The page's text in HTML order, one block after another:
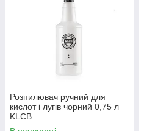
Розпилювач ручний для
кислот і лугів чорний 0,75 л
KLCB